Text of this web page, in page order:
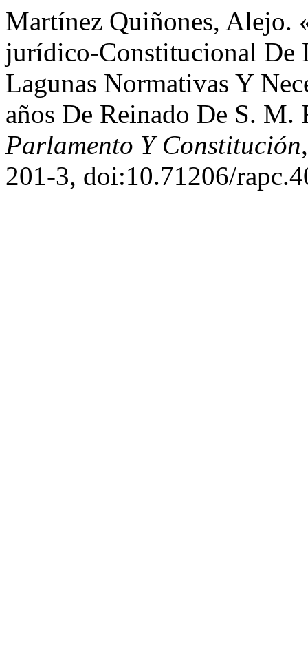
Martínez Quiñones, Alejo.
jurídico-Constitucional De
Lagunas Normativas Y
años De Reinado De S.
Parlamento Y Constitución
201-3, doi:10.71206/